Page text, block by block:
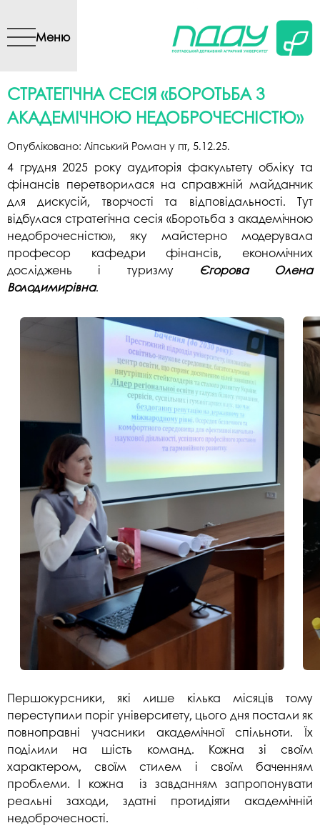
вмісту
Меню
СТРАТЕГІЧНА СЕСІЯ «БОРОТЬБА З
АКАДЕМІЧНОЮ НЕДОБРОЧЕСНІСТЮ»
Опубліковано: Ліпський Роман у пт, 5.12.25.
4 грудня 2025 року аудиторія факультету обліку та
фінансів перетворилася на справжній майданчик
для дискусій, творчості та відповідальності. Тут
відбулася стратегічна сесія «Боротьба з академічною
недоброчесністю», яку майстерно модерувала
професор кафедри фінансів, економічних
досліджень і туризму Єгорова Олена
Володимирівна.
Першокурсники, які лише кілька місяців тому
переступили поріг університету, цього дня постали як
повноправні учасники академічної спільноти. Їх
поділили на шість команд. Кожна зі своїм
характером, своїм стилем і своїм баченням
проблеми. І кожна із завданням запропонувати
реальні заходи, здатні протидіяти академічній
недоброчесності.